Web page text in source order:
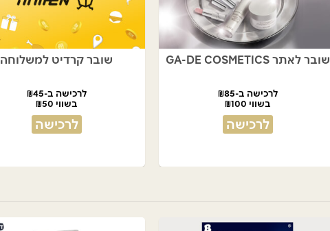
שובר קרדיט למשלוחה
לרכישה ב-₪45
בשווי ₪50
לרכישה
שובר לאתר GA-DE COSMETICS
לרכישה ב-₪85
בשווי ₪100
לרכישה